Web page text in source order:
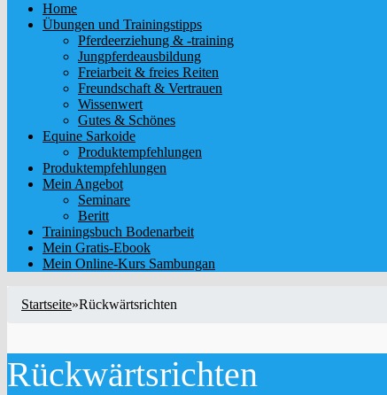
Home
Übungen und Trainingstipps
Pferdeerziehung & -training
Jungpferdeausbildung
Freiarbeit & freies Reiten
Freundschaft & Vertrauen
Wissenwert
Gutes & Schönes
Equine Sarkoide
Produktempfehlungen
Produktempfehlungen
Mein Angebot
Seminare
Beritt
Trainingsbuch Bodenarbeit
Mein Gratis-Ebook
Mein Online-Kurs Sambungan
Startseite»Rückwärtsrichten
Rückwärtsrichten